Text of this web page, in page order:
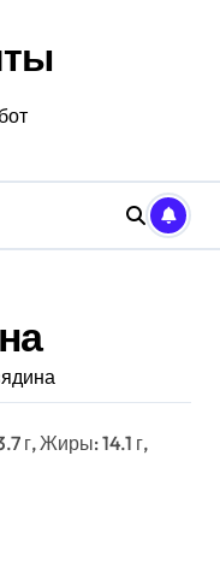
г, Жиры: 14.1 г,